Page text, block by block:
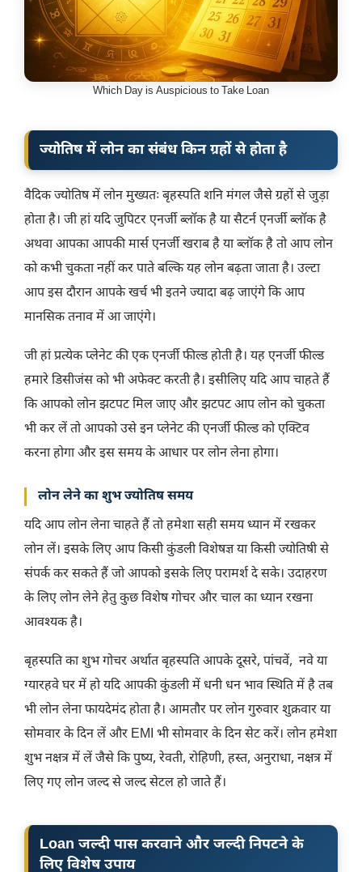
Which Day is Auspicious to Take Loan
ज्योतिष में लोन का संबंध किन ग्रहों से होता है
वैदिक ज्योतिष में लोन मुख्यतः बृहस्पति शनि मंगल जैसे ग्रहों से जुड़ा
होता है। जी हां यदि जुपिटर एनर्जी ब्लॉक है या सैटर्न एनर्जी ब्लॉक है
अथवा आपका आपकी मार्स एनर्जी खराब है या ब्लॉक है तो आप लोन
को कभी चुकता नहीं कर पाते बल्कि यह लोन बढ़ता जाता है। उल्टा
आप इस दौरान आपके खर्च भी इतने ज्यादा बढ़ जाएंगे कि आप
मानसिक तनाव में आ जाएंगे।
जी हां प्रत्येक प्लेनेट की एक एनर्जी फील्ड होती है। यह एनर्जी फील्ड
हमारे डिसीजंस को भी अफेक्ट करती है। इसीलिए यदि आप चाहते हैं
कि आपको लोन झटपट मिल जाए और झटपट आप लोन को चुकता
भी कर लें तो आपको उसे इन प्लेनेट की एनर्जी फील्ड को एक्टिव
करना होगा और इस समय के आधार पर लोन लेना होगा।
लोन लेने का शुभ ज्योतिष समय
यदि आप लोन लेना चाहते हैं तो हमेशा सही समय ध्यान में रखकर
लोन लें। इसके लिए आप किसी कुंडली विशेषज्ञ या किसी ज्योतिषी से
संपर्क कर सकते हैं जो आपको इसके लिए परामर्श दे सके। उदाहरण
के लिए लोन लेने हेतु कुछ विशेष गोचर और चाल का ध्यान रखना
आवश्यक है।
बृहस्पति का शुभ गोचर अर्थात बृहस्पति आपके दूसरे, पांचवें, नवे या
ग्यारहवे घर में हो यदि आपकी कुंडली में धनी धन भाव स्थिति में है तब
भी लोन लेना फायदेमंद होता है। आमतौर पर लोन गुरुवार शुक्रवार या
सोमवार के दिन लें और EMI भी सोमवार के दिन सेट करें। लोन हमेशा
शुभ नक्षत्र में लें जैसे कि पुष्य, रेवती, रोहिणी, हस्त, अनुराधा, नक्षत्र में
लिए गए लोन जल्द से जल्द सेटल हो जाते हैं।
Loan जल्दी पास करवाने और जल्दी निपटने के
लिए विशेष उपाय